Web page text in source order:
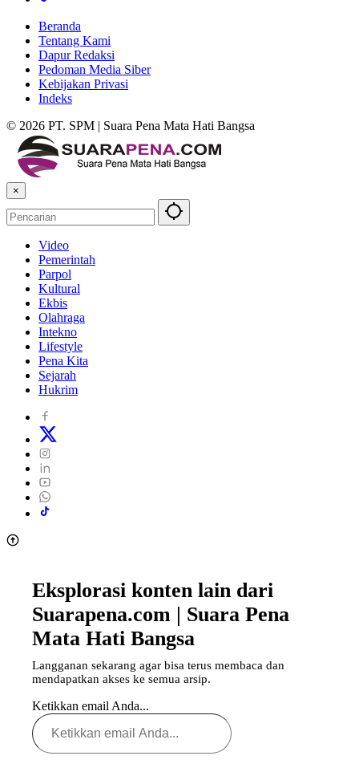
Beranda
Tentang Kami
Dapur Redaksi
Pedoman Media Siber
Kebijakan Privasi
Indeks
© 2026 PT. SPM | Suara Pena Mata Hati Bangsa
×
Video
Pemerintah
Parpol
Kultural
Ekbis
Olahraga
Intekno
Lifestyle
Pena Kita
Sejarah
Hukrim
Eksplorasi konten lain dari
Suarapena.com | Suara Pena
Mata Hati Bangsa
Langganan sekarang agar bisa terus membaca dan
mendapatkan akses ke semua arsip.
Ketikkan email Anda...